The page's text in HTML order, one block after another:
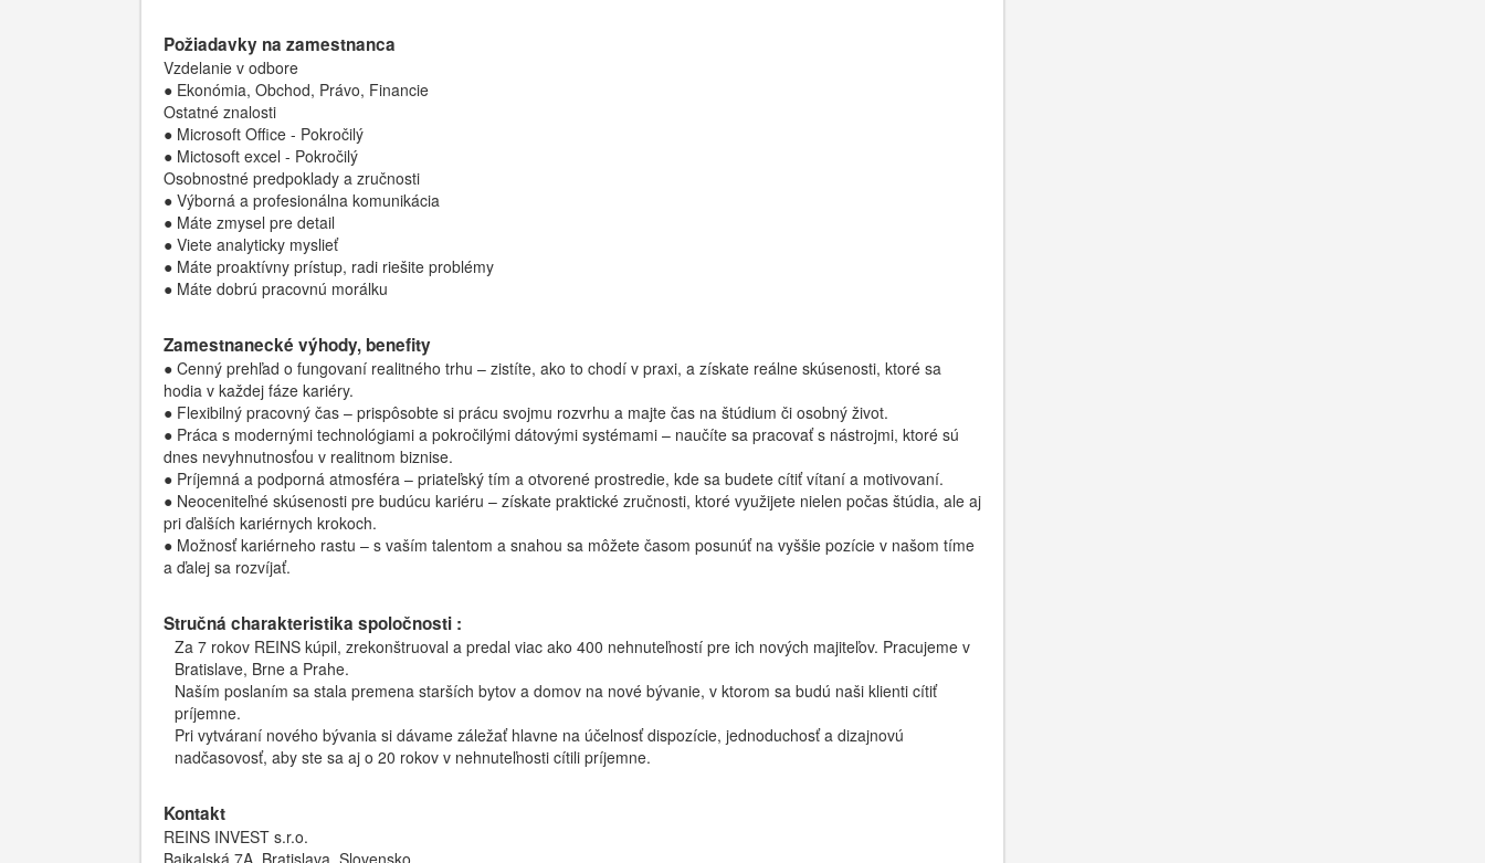
Požiadavky na zamestnanca
Vzdelanie v odbore
● Ekonómia, Obchod, Právo, Financie
Ostatné znalosti
● Microsoft Office - Pokročilý
● Mictosoft excel - Pokročilý
Osobnostné predpoklady a zručnosti
● Výborná a profesionálna komunikácia
● Máte zmysel pre detail
● Viete analyticky myslieť
● Máte proaktívny prístup, radi riešite problémy
● Máte dobrú pracovnú morálku
Zamestnanecké výhody, benefity
● Cenný prehľad o fungovaní realitného trhu – zistíte, ako to chodí v praxi, a získate reálne skúsenosti, ktoré sa
hodia v každej fáze kariéry.
● Flexibilný pracovný čas – prispôsobte si prácu svojmu rozvrhu a majte čas na štúdium či osobný život.
● Práca s modernými technológiami a pokročilými dátovými systémami – naučíte sa pracovať s nástrojmi, ktoré sú
dnes nevyhnutnosťou v realitnom biznise.
● Príjemná a podporná atmosféra – priateľský tím a otvorené prostredie, kde sa budete cítiť vítaní a motivovaní.
● Neoceniteľné skúsenosti pre budúcu kariéru – získate praktické zručnosti, ktoré využijete nielen počas štúdia, ale aj
pri ďalších kariérnych krokoch.
● Možnosť kariérneho rastu – s vaším talentom a snahou sa môžete časom posunúť na vyššie pozície v našom tíme
a ďalej sa rozvíjať.
Stručná charakteristika spoločnosti :
Za 7 rokov REINS kúpil, zrekonštruoval a predal viac ako 400 nehnuteľností pre ich nových majiteľov. Pracujeme v
Bratislave, Brne a Prahe.
Naším poslaním sa stala premena starších bytov a domov na nové bývanie, v ktorom sa budú naši klienti cítiť
príjemne.
Pri vytváraní nového bývania si dávame záležať hlavne na účelnosť dispozície, jednoduchosť a dizajnovú
nadčasovosť, aby ste sa aj o 20 rokov v nehnuteľnosti cítili príjemne.
Kontakt
REINS INVEST s.r.o.
Bajkalská 7A, Bratislava, Slovensko